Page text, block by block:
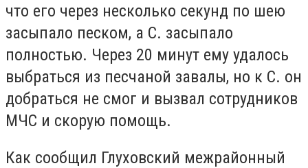
что его через несколько секунд по шею
засыпало песком, а С. засыпало
полностью. Через 20 минут ему удалось
выбраться из песчаной завалы, но к С. он
добраться не смог и вызвал сотрудников
МЧС и скорую помощь.
Как сообщил Глуховский межрайонный